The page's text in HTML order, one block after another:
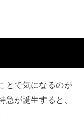
とで気になるのが
が誕生すると、